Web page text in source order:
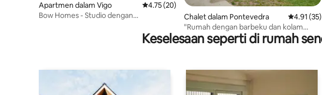
Apartmen dalam Vigo Penarafan purata 4.75 daripada 5, 20 ulasan
4.75 (20)
Bow Homes - Studio dengan
Chalet dalam Pontevedra
4.91 (35)
"Rumah dengan barbeku dan kolam
renang untuk kegunaan eksklusif"
Keselesaan seperti di rumah